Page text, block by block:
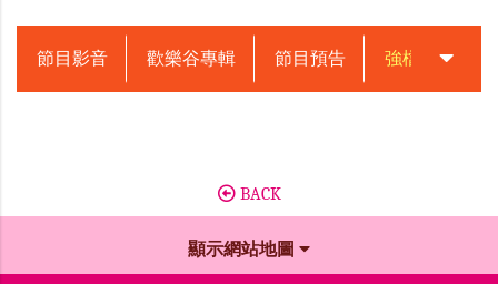
節目影音 歡樂谷專輯 節目預告 強檔動畫預告
BACK
顯示網站地圖